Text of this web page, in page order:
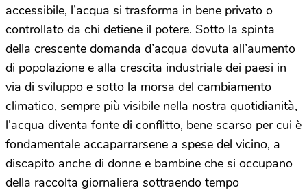
accessibile, l’acqua si trasforma in bene privato o
controllato da chi detiene il potere. Sotto la spinta
della crescente domanda d’acqua dovuta all’aumento
di popolazione e alla crescita industriale dei paesi in
via di sviluppo e sotto la morsa del cambiamento
climatico, sempre più visibile nella nostra quotidianità,
l’acqua diventa fonte di conflitto, bene scarso per cui è
fondamentale accaparrarsene a spese del vicino, a
discapito anche di donne e bambine che si occupano
della raccolta giornaliera sottraendo tempo